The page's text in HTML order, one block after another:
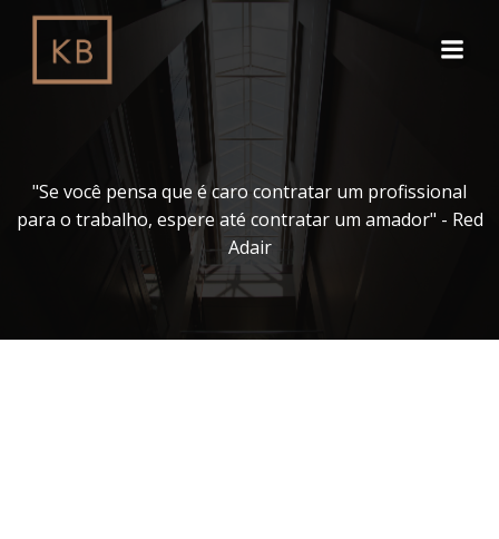
o
conteúdo
"Se você pensa que é caro contratar um profissional
para o trabalho, espere até contratar um amador" - Red
Adair